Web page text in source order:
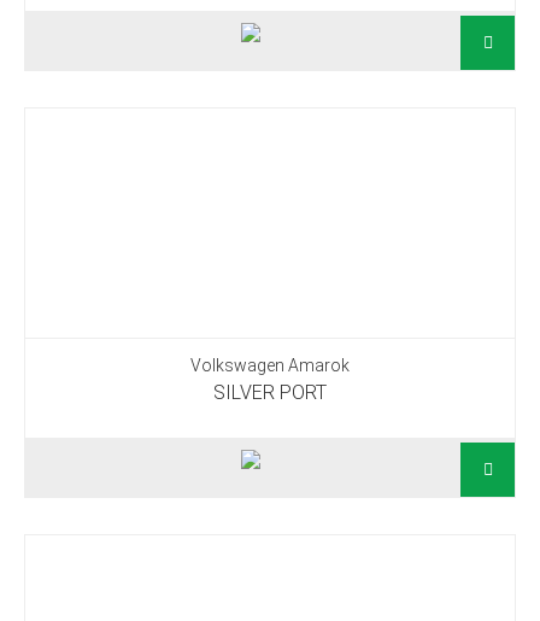
Volkswagen Amarok
SILVER PORT